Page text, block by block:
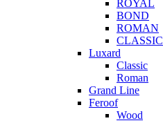
ROYAL
BOND
ROMAN
CLASSIC
Luxard
Classic
Roman
Grand Line
Feroof
Wood